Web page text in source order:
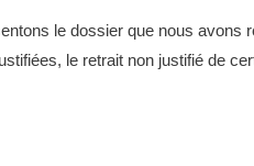
le dossier que nous
le retrait non justifié de